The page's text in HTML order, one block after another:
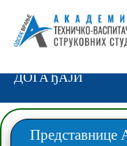
ДОГАЂАЈИ
Представнице